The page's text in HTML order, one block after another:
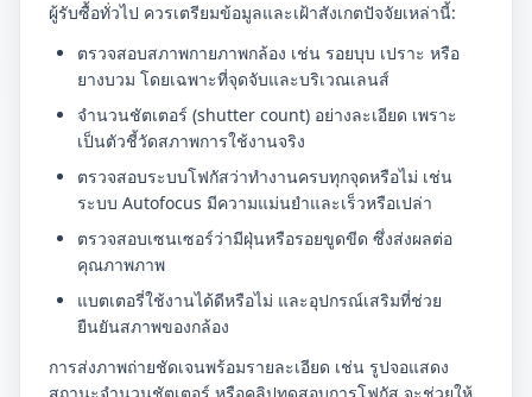
ผู้รับซื้อทั่วไป ควรเตรียมข้อมูลและเฝ้าสังเกตปัจจัยเหล่านี้:
ตรวจสอบสภาพกายภาพกล้อง เช่น รอยบุบ เปราะ หรือ
ยางบวม โดยเฉพาะที่จุดจับและบริเวณเลนส์
จำนวนชัตเตอร์ (shutter count) อย่างละเอียด เพราะ
เป็นตัวชี้วัดสภาพการใช้งานจริง
ตรวจสอบระบบโฟกัสว่าทำงานครบทุกจุดหรือไม่ เช่น
ระบบ Autofocus มีความแม่นยำและเร็วหรือเปล่า
ตรวจสอบเซนเซอร์ว่ามีฝุ่นหรือรอยขูดขีด ซึ่งส่งผลต่อ
คุณภาพภาพ
แบตเตอรี่ใช้งานได้ดีหรือไม่ และอุปกรณ์เสริมที่ช่วย
ยืนยันสภาพของกล้อง
การส่งภาพถ่ายชัดเจนพร้อมรายละเอียด เช่น รูปจอแสดง